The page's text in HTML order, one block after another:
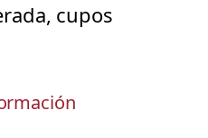
cupos